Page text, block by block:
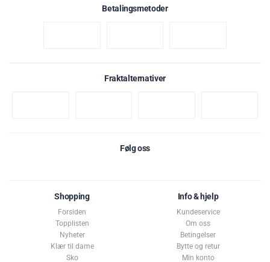
Betalingsmetoder
Fraktalternativer
Følg oss
Shopping
Forsiden
Topplisten
Nyheter
Klær til dame
Sko
Info & hjelp
Kundeservice
Om oss
Betingelser
Bytte og retur
Min konto